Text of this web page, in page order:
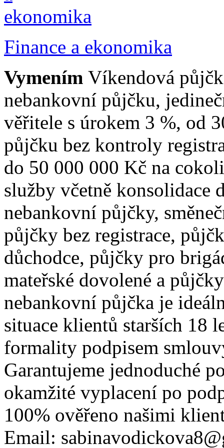
Finance a ekonomika
Vymením Víkendová
nebankovní půjčku,
věřitele s úrokem 3 %, od
půjčku bez kontroly
do 50 000 000 Kč na
služby včetně konsolidace
nebankovní půjčky,
půjčky bez registrace,
důchodce, půjčky pro
mateřské dovolené a
nebankovní půjčka je
situace klientů starších 18
formality podpisem
Garantujeme jednoduché
okamžité vyplacení po
100% ověřeno našimi
Email: